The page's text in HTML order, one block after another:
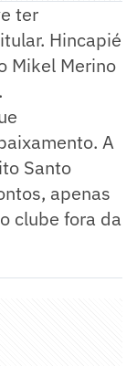
ter
Hincapié
Mikel Merino
A
Santo
apenas
clube fora da